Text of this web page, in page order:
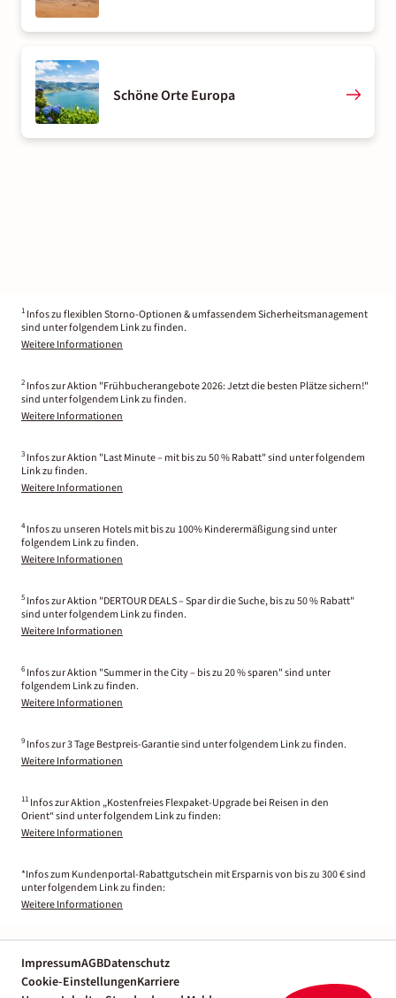
Schöne Orte Europa
1 Infos zu flexiblen Storno-Optionen & umfassendem Sicherheitsmanagement
sind unter folgendem Link zu finden.
Weitere Informationen
2 Infos zur Aktion "Frühbucherangebote 2026: Jetzt die besten Plätze sichern!"
sind unter folgendem Link zu finden.
Weitere Informationen
3 Infos zur Aktion "Last Minute – mit bis zu 50 % Rabatt" sind unter folgendem
Link zu finden.
Weitere Informationen
4 Infos zu unseren Hotels mit bis zu 100% Kinderermäßigung sind unter
folgendem Link zu finden.
Weitere Informationen
5 Infos zur Aktion "DERTOUR DEALS – Spar dir die Suche, bis zu 50 % Rabatt"
sind unter folgendem Link zu finden.
Weitere Informationen
6 Infos zur Aktion "Summer in the City – bis zu 20 % sparen" sind unter
folgendem Link zu finden.
Weitere Informationen
9 Infos zur 3 Tage Bestpreis-Garantie sind unter folgendem Link zu finden.
Weitere Informationen
11 Infos zur Aktion „Kostenfreies Flexpaket-Upgrade bei Reisen in den
Orient“ sind unter folgendem Link zu finden:
Weitere Informationen
*Infos zum Kundenportal-Rabattgutschein mit Ersparnis von bis zu 300 € sind
unter folgendem Link zu finden:
Weitere Informationen
ImpressumAGBDatenschutz
Cookie-EinstellungenKarriere